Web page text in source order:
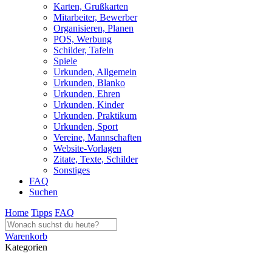
Karten, Grußkarten
Mitarbeiter, Bewerber
Organisieren, Planen
POS, Werbung
Schilder, Tafeln
Spiele
Urkunden, Allgemein
Urkunden, Blanko
Urkunden, Ehren
Urkunden, Kinder
Urkunden, Praktikum
Urkunden, Sport
Vereine, Mannschaften
Website-Vorlagen
Zitate, Texte, Schilder
Sonstiges
FAQ
Suchen
Home Tipps FAQ
Warenkorb
Kategorien